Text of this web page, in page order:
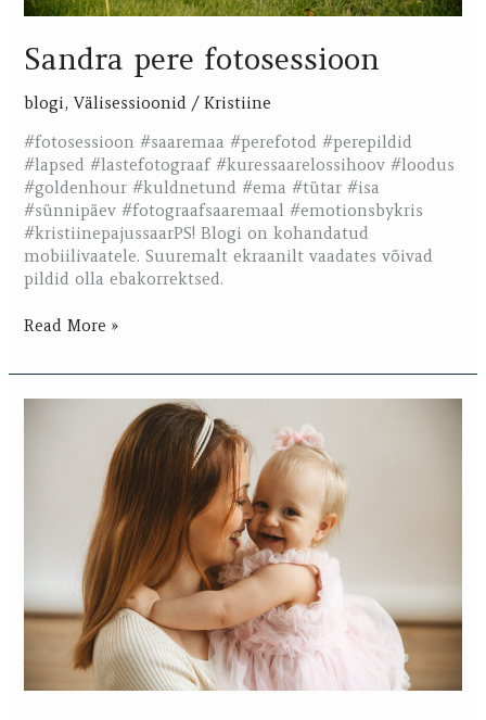
Sandra pere fotosessioon
blogi,Välisessioonid /Kristiine
#fotosessioon #saaremaa #perefotod #perepildid
#lapsed #lastefotograaf #kuressaarelossihoov #loodus
#goldenhour #kuldnetund #ema #tütar #isa
#sünnipäev #fotograafsaaremaal #emotionsbykris
#kristiinepajussaarPS! Blogi on kohandatud
mobiilivaatele. Suuremalt ekraanilt vaadates võivad
pildid olla ebakorrektsed.
Read More »
sünnipäeva
fotosessioon